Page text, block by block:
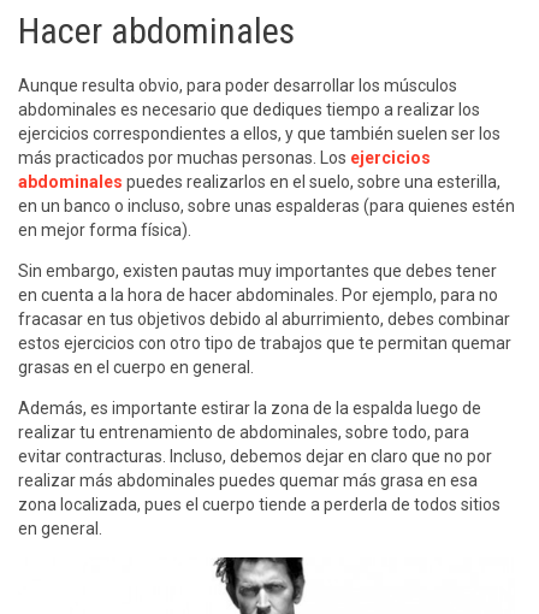
Hacer abdominales
Aunque resulta obvio, para poder desarrollar los músculos
abdominales es necesario que dediques tiempo a realizar los
ejercicios correspondientes a ellos, y que también suelen ser los
más practicados por muchas personas. Los ejercicios
abdominales puedes realizarlos en el suelo, sobre una esterilla,
en un banco o incluso, sobre unas espalderas (para quienes estén
en mejor forma física).
Sin embargo, existen pautas muy importantes que debes tener
en cuenta a la hora de hacer abdominales. Por ejemplo, para no
fracasar en tus objetivos debido al aburrimiento, debes combinar
estos ejercicios con otro tipo de trabajos que te permitan quemar
grasas en el cuerpo en general.
Además, es importante estirar la zona de la espalda luego de
realizar tu entrenamiento de abdominales, sobre todo, para
evitar contracturas. Incluso, debemos dejar en claro que no por
realizar más abdominales puedes quemar más grasa en esa
zona localizada, pues el cuerpo tiende a perderla de todos sitios
en general.